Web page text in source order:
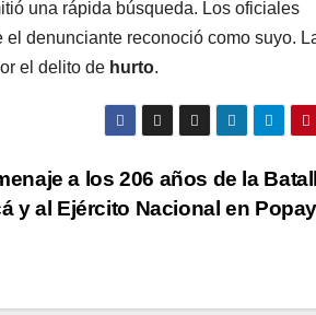
una rápida búsqueda. Los oficiales
denunciante reconoció como suyo.
el delito de hurto.
a los 206 años de la
y al Ejército Nacional en